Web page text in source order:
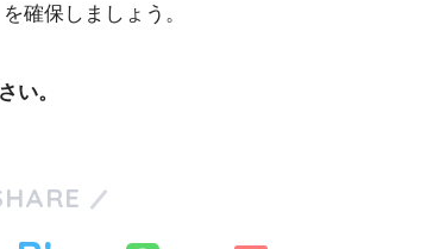
確保しましょう。
い。